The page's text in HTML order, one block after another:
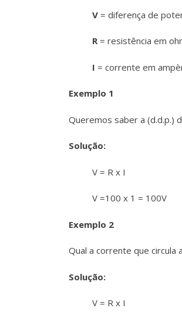
V = diferença de
R= resistência em
I = corrente em
Exemplo 1
Queremos saber a (d.d.p.)
Solução:
V = R x I
V =100 x 1 = 100V
Exemplo 2
Qual a corrente que
Solução:
V = R x I